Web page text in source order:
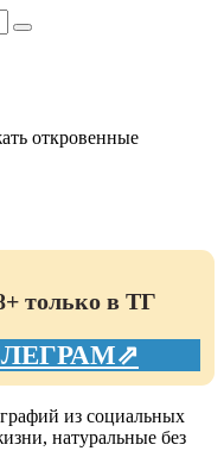
откровенные
только в ТГ
из социальных
натуральные без